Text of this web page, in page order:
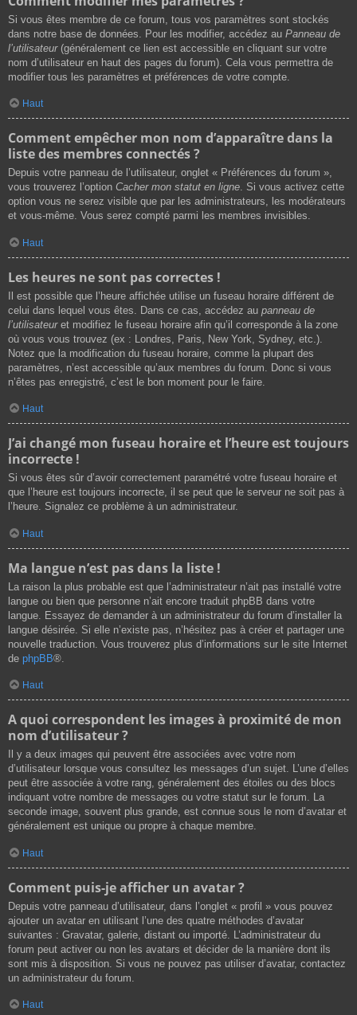
Si vous êtes membre de ce forum, tous vos paramètres sont stockés
dans notre base de données. Pour les modifier, accédez au Panneau de
l’utilisateur(généralement ce lien est accessible en cliquant sur votre
nom d’utilisateur en haut des pages du forum). Cela vous permettra de
modifier tous les paramètres et préférences de votre compte.
Haut
Comment empêcher mon nom d’apparaître dans la
liste des membres connectés ?
Depuis votre panneau de l’utilisateur, onglet « Préférences du forum »,
vous trouverez l’option Cacher mon statut en ligne. Si vous activez cette
option vous ne serez visible que par les administrateurs, les modérateurs
et vous-même. Vous serez compté parmi les membres invisibles.
Haut
Les heures ne sont pas correctes !
Il est possible que l’heure affichée utilise un fuseau horaire différent de
celui dans lequel vous êtes. Dans ce cas, accédez au panneau de
l’utilisateuret modifiez le fuseau horaire afin qu’il corresponde à la zone
où vous vous trouvez (ex : Londres, Paris, New York, Sydney, etc.).
Notez que la modification du fuseau horaire, comme la plupart des
paramètres, n’est accessible qu’aux membres du forum. Donc si vous
n’êtes pas enregistré, c’est le bon moment pour le faire.
Haut
J’ai changé mon fuseau horaire et l’heure est toujours
incorrecte !
Si vous êtes sûr d’avoir correctement paramétré votre fuseau horaire et
que l’heure est toujours incorrecte, il se peut que le serveur ne soit pas à
l’heure. Signalez ce problème à un administrateur.
Haut
Ma langue n’est pas dans la liste !
La raison la plus probable est que l’administrateur n’ait pas installé votre
langue ou bien que personne n’ait encore traduit phpBB dans votre
langue. Essayez de demander à un administrateur du forum d’installer la
langue désirée. Si elle n’existe pas, n’hésitez pas à créer et partager une
nouvelle traduction. Vous trouverez plus d’informations sur le site Internet
de phpBB®.
Haut
A quoi correspondent les images à proximité de mon
nom d’utilisateur ?
Il y a deux images qui peuvent être associées avec votre nom
d’utilisateur lorsque vous consultez les messages d’un sujet. L’une d’elles
peut être associée à votre rang, généralement des étoiles ou des blocs
indiquant votre nombre de messages ou votre statut sur le forum. La
seconde image, souvent plus grande, est connue sous le nom d’avatar et
généralement est unique ou propre à chaque membre.
Haut
Comment puis-je afficher un avatar ?
Depuis votre panneau d’utilisateur, dans l’onglet « profil » vous pouvez
ajouter un avatar en utilisant l’une des quatre méthodes d’avatar
suivantes : Gravatar, galerie, distant ou importé. L’administrateur du
forum peut activer ou non les avatars et décider de la manière dont ils
sont mis à disposition. Si vous ne pouvez pas utiliser d’avatar, contactez
un administrateur du forum.
Haut